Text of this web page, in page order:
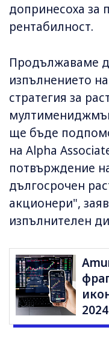
допринесоха за
рентабилност.
Продължаваме
изпълнението
стратегия за
ще бъде
на Alpha
потвърждение
дългосрочен
акционери",
изпълнителен